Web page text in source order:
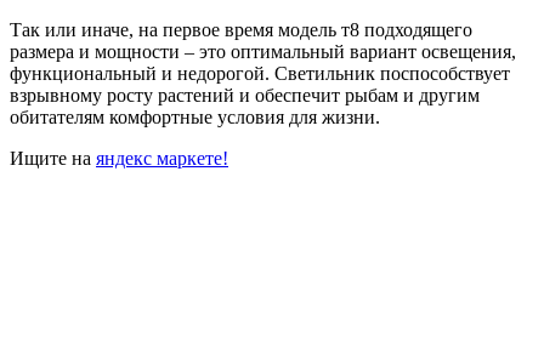
Так или иначе, на первое время модель т8 подходящего
размера и мощности – это оптимальный вариант освещения,
функциональный и недорогой. Светильник поспособствует
взрывному росту растений и обеспечит рыбам и другим
обитателям комфортные условия для жизни.
Ищите на яндекс маркете!